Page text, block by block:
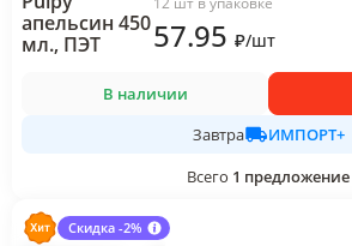
57.95 ₽/шт
В наличии
Завтра
ИМПОРТ+
Всего 1 предложение
Скидка -2%